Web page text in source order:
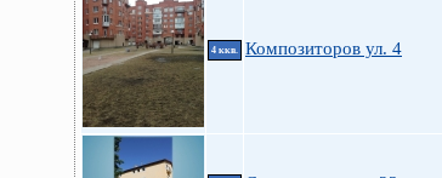
4 ккв. Композиторов ул. 4